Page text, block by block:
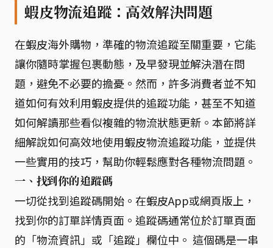
蝦皮物流追蹤：高效解決問題
在蝦皮海外購物，準確的物流追蹤至關重要，它能
讓你隨時掌握包裹動態，及早發現並解決潛在問
題，避免不必要的擔憂。然而，許多消費者並不知
道如何有效利用蝦皮提供的追蹤功能，甚至不知道
如何解讀那些看似複雜的物流狀態更新。本節將詳
細解說如何高效地使用蝦皮物流追蹤功能，並提供
一些實用的技巧，幫助你輕鬆應對各種物流問題。
一、找到你的追蹤碼
一切從找到追蹤碼開始。在蝦皮App或網頁版上，
找到你的訂單詳情頁面。追蹤碼通常位於訂單頁面
的「物流資訊」或「追蹤」欄位中。 這個碼是一串